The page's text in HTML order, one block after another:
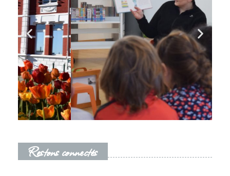
Restons connectés